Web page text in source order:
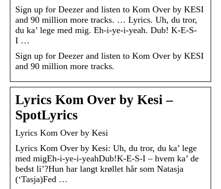
Sign up for Deezer and listen to Kom Over by KESI
and 90 million more tracks. … Lyrics. Uh, du tror,
du ka’ lege med mig. Eh-i-ye-i-yeah. Dub! K-E-S-
I …
Sign up for Deezer and listen to Kom Over by KESI
and 90 million more tracks.
Lyrics Kom Over by Kesi –
SpotLyrics
Lyrics Kom Over by Kesi
Lyrics Kom Over by Kesi: Uh, du tror, du ka’ lege
med migEh-i-ye-i-yeahDub!K-E-S-I – hvem ka’ de
bedst li’?Hun har langt krøllet hår som Natasja
(‘Tasja)Fed …